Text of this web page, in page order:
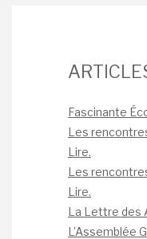
Fascinante
Les
Lire.
Les
Lire.
La Lettre des
L’Assemblée